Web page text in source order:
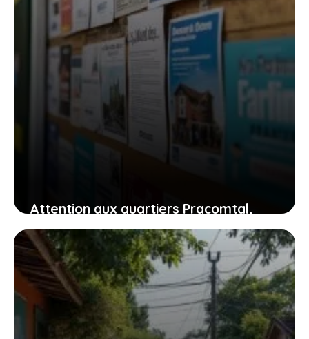
Attention aux quartiers Pracomtal,
ouest et nord à Montélimar : ce que
vous devez savoir
30 juillet 2026